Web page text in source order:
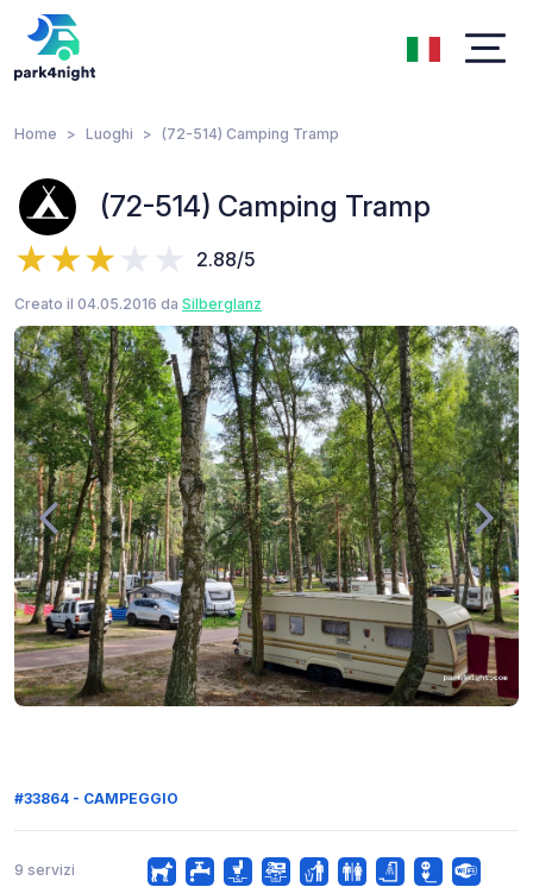
Home Luoghi (72-514) Camping Tramp
(72-514) Camping Tramp
2.88/5
Creato il 04.05.2016 da Silberglanz
#33864 - CAMPEGGIO
9 servizi